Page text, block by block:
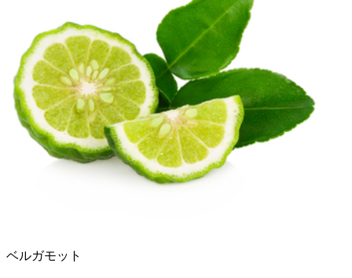
ベルガモット